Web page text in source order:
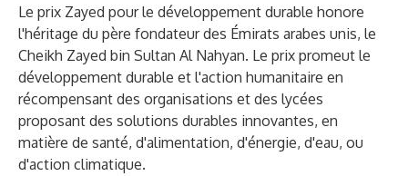
Le prix Zayed pour le développement durable honore
l'héritage du père fondateur des Émirats arabes unis, le
Cheikh Zayed bin Sultan Al Nahyan. Le prix promeut le
développement durable et l'action humanitaire en
récompensant des organisations et des lycées
proposant des solutions durables innovantes, en
matière de santé, d'alimentation, d'énergie, d'eau, ou
d'action climatique.